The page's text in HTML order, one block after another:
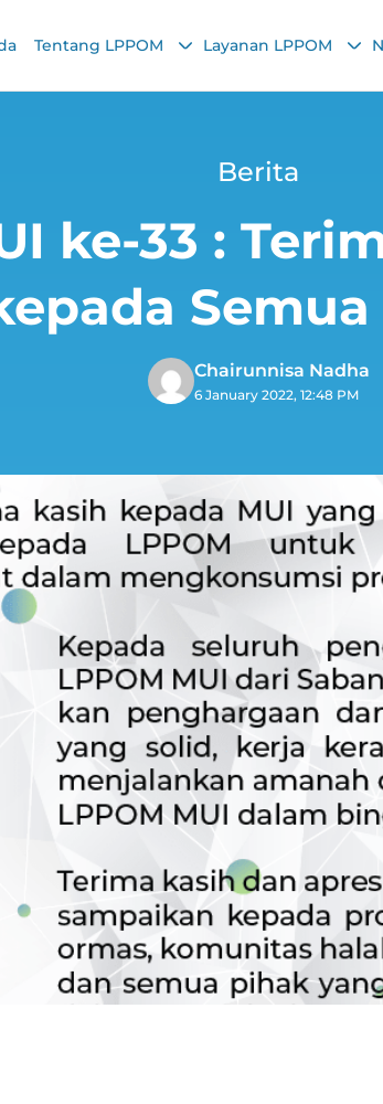
Tentang LPPOM Layanan LPPOM
Berita
ke-33 :
Chairunnisa Nadha
6 January 2022, 12:48 PM